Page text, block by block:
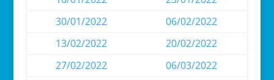
30/01/2022
06/02/2022
13/02/2022
20/02/2022
27/02/2022
06/03/2022